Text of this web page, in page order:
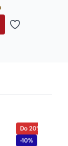
Dodaj u
Do 20%
-10%